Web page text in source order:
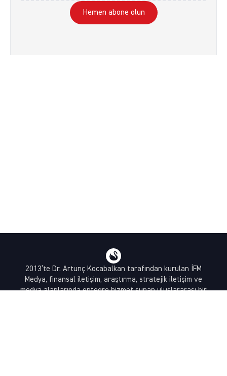
Hemen abone olun
2013’te Dr. Artunç Kocabalkan tarafından kurulan İFM
Medya, finansal iletişim, araştırma, stratejik iletişim ve
medya alanlarında entegre hizmet sunan uluslararası bir